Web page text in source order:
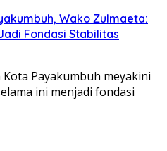
Wako Zulmaeta:
Fondasi Stabilitas
Payakumbuh meyakini
ini menjadi fondasi